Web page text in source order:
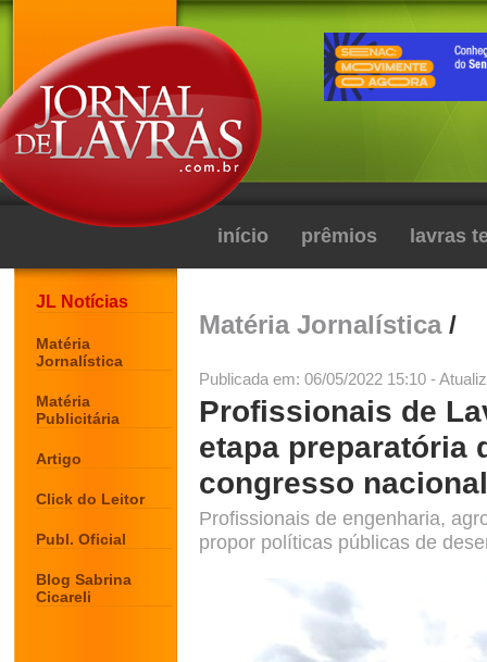
início prêmios lavras
JL Notícias
Matéria
Jornalística
Matéria
Publicitária
Artigo
Click do Leitor
Publ. Oficial
Blog Sabrina
Cicareli
Matéria Jornalística/
Publicada em: 06/05/2022 15:10 -
Profissionais de
etapa preparatória
congresso nacional
Profissionais de engenharia,
propor políticas públicas de